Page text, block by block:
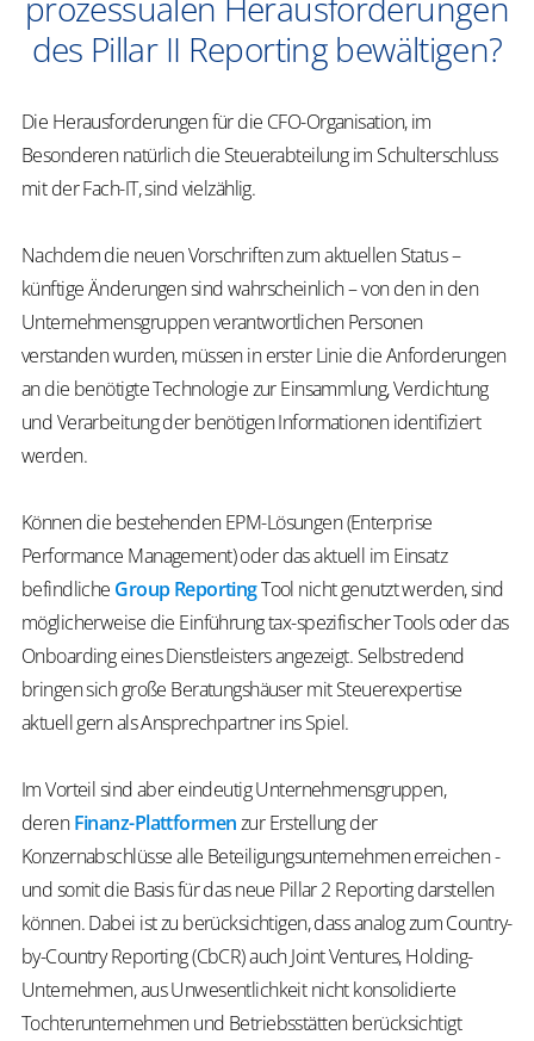
des Pillar II Reporting bewältigen?
Die Herausforderungen für die CFO-Organisation, im
Besonderen natürlich die Steuerabteilung im Schulterschluss
mit der Fach-IT, sind vielzählig.
Nachdem die neuen Vorschriften zum aktuellen Status –
künftige Änderungen sind wahrscheinlich – von den in den
Unternehmensgruppen verantwortlichen Personen
verstanden wurden, müssen in erster Linie die Anforderungen
an die benötigte Technologie zur Einsammlung, Verdichtung
und Verarbeitung der benötigen Informationen identifiziert
werden.
Können die bestehenden EPM-Lösungen (Enterprise
Performance Management) oder das aktuell im Einsatz
befindliche Group ReportingTool nicht genutzt werden, sind
möglicherweise die Einführung tax-spezifischer Tools oder das
Onboarding eines Dienstleisters angezeigt. Selbstredend
bringen sich große Beratungshäuser mit Steuerexpertise
aktuell gern als Ansprechpartner ins Spiel.
Im Vorteil sind aber eindeutig Unternehmensgruppen,
derenFinanz-Plattformenzur Erstellung der
Konzernabschlüsse alle Beteiligungsunternehmen erreichen -
und somit die Basis für das neue Pillar 2 Reporting darstellen
können. Dabei ist zu berücksichtigen, dass analog zum Country-
by-Country Reporting (CbCR) auch Joint Ventures, Holding-
Unternehmen, aus Unwesentlichkeit nicht konsolidierte
Tochterunternehmen und Betriebsstätten berücksichtigt